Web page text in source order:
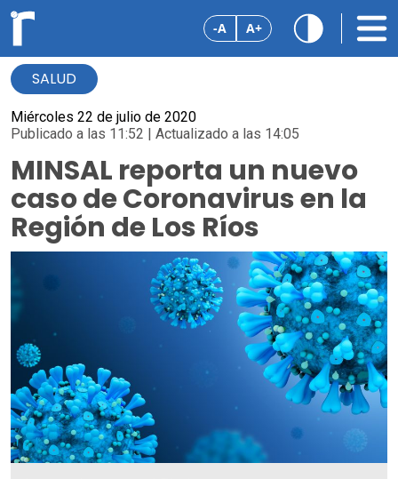
-A A+
SALUD
Miércoles 22 de julio de 2020
Publicado a las 11:52 | Actualizado a las 14:05
MINSAL reporta un nuevo
caso de Coronavirus en la
Región de Los Ríos